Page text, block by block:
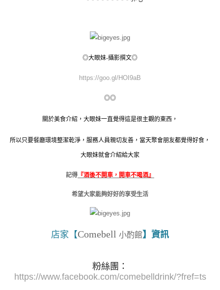
◎大眼妹-攝影撰文◎
https://goo.gl/HOI9aB
◎◎
關於美食介紹，大眼妹一直覺得這是很主觀的東西，
所以只要餐廳環境整潔乾淨，服務人員親切友善，當天聚會朋友都覺得好食，
大眼妹就會介紹給大家
記得 『酒後不開車，開車不喝酒』
希望大家能夠好好的享受生活
店家【Comebell 小酌館】資訊
粉絲團：
https://www.facebook.com/comebelldrink/?fref=ts